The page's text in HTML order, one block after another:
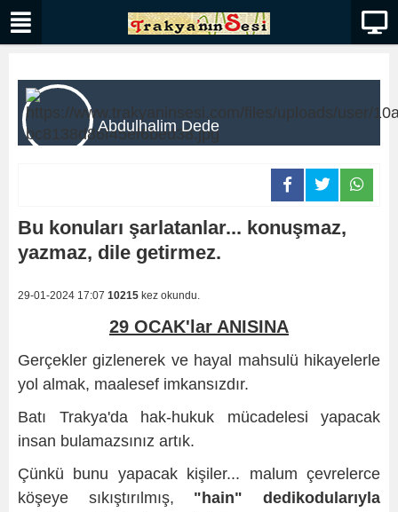
Abdulhalim Dede
Bu konuları şarlatanlar... konuşmaz,
yazmaz, dile getirmez.
29-01-2024 17:07 10215 kez okundu.
29 OCAK'lar ANISINA
Gerçekler gizlenerek ve hayal mahsulü hikayelerle
yol almak, maalesef imkansızdır.
Batı Trakya'da hak-hukuk mücadelesi yapacak
insan bulamazsınız artık.
Çünkü bunu yapacak kişiler... malum çevrelerce
köşeye sıkıştırılmış, "hain" dedikodularıyla